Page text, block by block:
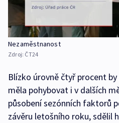
Nezaměstnanost
Zdroj: ČT24
Blízko úrovně čtyř procent
měla pohybovat i v dalších
působení sezónních faktorů
závěru letošního roku, sdělil